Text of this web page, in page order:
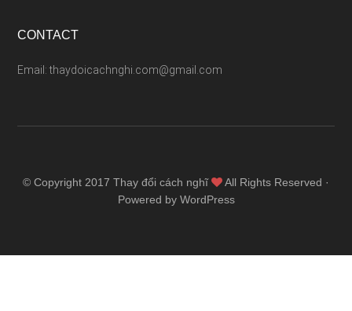
CONTACT
Email: thaydoicachnghi.com@gmail.com
© Copyright 2017 Thay đổi cách nghĩ
All Rights Reserved ·
Powered by WordPress